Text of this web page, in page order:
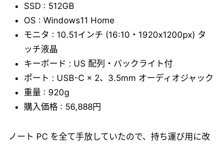
SSD : 512GB
OS : Windows11 Home
モニタ : 10.51インチ (16:10・1920x1200px) タ
ッチ液晶
キーボード : US 配列・バックライト付
ポート : USB-C × 2、3.5mm オーディオジャック
重量 : 920g
購入価格 : 56,888円
ノート PC を全て手放していたので、持ち運び用に改